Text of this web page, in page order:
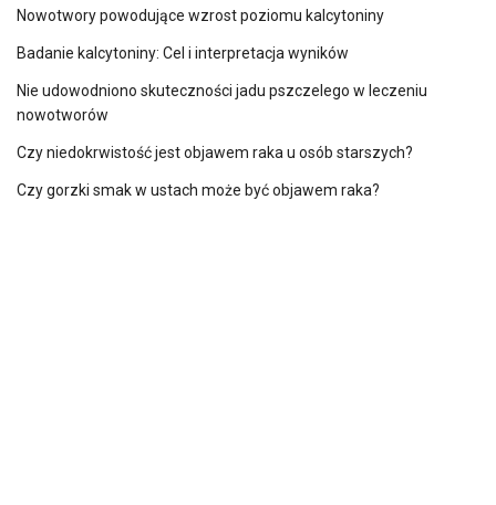
Nowotwory powodujące wzrost poziomu kalcytoniny
Badanie kalcytoniny: Cel i interpretacja wyników
Nie udowodniono skuteczności jadu pszczelego w leczeniu
nowotworów
Czy niedokrwistość jest objawem raka u osób starszych?
Czy gorzki smak w ustach może być objawem raka?